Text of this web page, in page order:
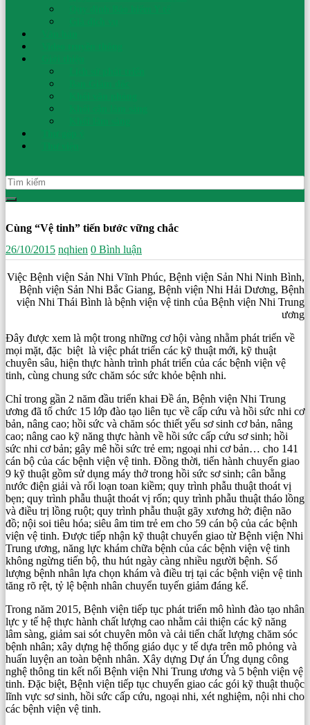
Nhi
Ninh
Bình
toàn
–
Sức
khoẻ
con
Cùng “Vệ tinh” tiến bước vững chắc
26/10/2015 nqhien 0 Bình luận
Việc Bệnh viện Sản Nhi Vĩnh Phúc, Bệnh viện Sản Nhi Ninh Bình,
Bệnh viện Sản Nhi Bắc Giang, Bệnh viện Nhi Hải Dương, Bệnh
viện Nhi Thái Bình là bệnh viện vệ tinh của Bệnh viện Nhi Trung
ương
Đây được xem là một trong những cơ hội vàng nhằm phát triển về
mọi mặt, đặc biệt là việc phát triển các kỹ thuật mới, kỹ thuật
chuyên sâu, hiện thực hành trình phát triển của các bệnh viện vệ
tinh, cùng chung sức chăm sóc sức khỏe bệnh nhi.
Chỉ trong gần 2 năm đầu triển khai Đề án, Bệnh viện Nhi Trung
ương đã tổ chức 15 lớp đào tạo liên tục về cấp cứu và hồi sức nhi cơ
bản, nâng cao; hồi sức và chăm sóc thiết yếu sơ sinh cơ bản, nâng
cao; nâng cao kỹ năng thực hành về hồi sức cấp cứu sơ sinh; hồi
sức nhi cơ bản; gây mê hồi sức trẻ em; ngoại nhi cơ bản… cho 141
cán bộ của các bệnh viện vệ tinh. Đồng thời, tiến hành chuyển giao
9 kỹ thuật gồm sử dụng máy thở trong hồi sức sơ sinh; cân bằng
nước điện giải và rối loạn toan kiềm; quy trình phẫu thuật thoát vị
bẹn; quy trình phẫu thuật thoát vị rốn; quy trình phẫu thuật tháo lồng
và điều trị lồng ruột; quy trình phẫu thuật gãy xương hở; điện não
đồ; nội soi tiêu hóa; siêu âm tim trẻ em cho 59 cán bộ của các bệnh
viện vệ tinh. Được tiếp nhận kỹ thuật chuyển giao từ Bệnh viện Nhi
Trung ương, năng lực khám chữa bệnh của các bệnh viện vệ tinh
không ngừng tiến bộ, thu hút ngày càng nhiều người bệnh. Số
lượng bệnh nhân lựa chọn khám và điều trị tại các bệnh viện vệ tinh
tăng rõ rệt, tỷ lệ bệnh nhân chuyển tuyến giảm đáng kể.
Trong năm 2015, Bệnh viện tiếp tục phát triển mô hình đào tạo nhân
lực y tế hệ thực hành chất lượng cao nhằm cải thiện các kỹ năng
lâm sàng, giảm sai sót chuyên môn và cải tiến chất lượng chăm sóc
bệnh nhân; xây dựng hệ thống giáo dục y tế dựa trên mô phỏng và
huấn luyện an toàn bệnh nhân. Xây dựng Dự án Ứng dụng công
nghệ thông tin kết nối Bệnh viện Nhi Trung ương và 5 bệnh viện vệ
tinh. Đặc biệt, Bệnh viện tiếp tục chuyển giao các gói kỹ thuật thuộc
lĩnh vực sơ sinh, hồi sức cấp cứu, ngoại nhi, xét nghiệm, nội nhi cho
các bệnh viện vệ tinh.